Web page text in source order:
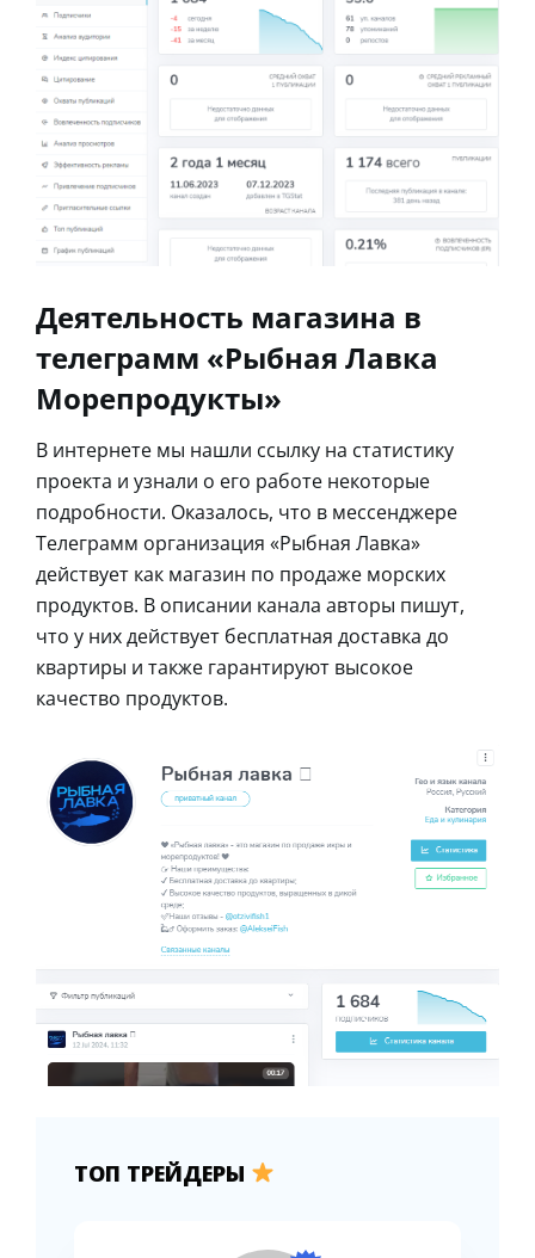
Деятельность магазина в
телеграмм «Рыбная Лавка
Морепродукты»
В интернете мы нашли ссылку на статистику
проекта и узнали о его работе некоторые
подробности. Оказалось, что в мессенджере
Телеграмм организация «Рыбная Лавка»
действует как магазин по продаже морских
продуктов. В описании канала авторы пишут,
что у них действует бесплатная доставка до
квартиры и также гарантируют высокое
качество продуктов.
ТОП ТРЕЙДЕРЫ